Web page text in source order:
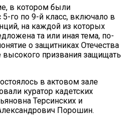
в котором были
го по 9-й класс, включало в
на каждой из которых
та или иная тема, по-
о защитниках Отечества
призвания защищать
в актовом зале
куратор кадетских
Терсинских и
Порошин.